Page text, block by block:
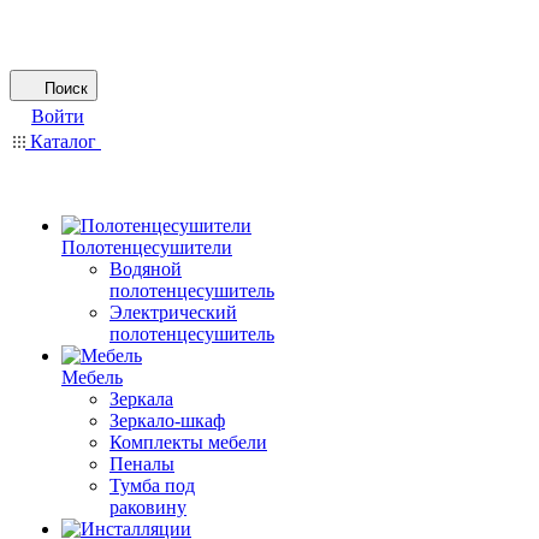
Поиск
Войти
Каталог
Полотенцесушители
Водяной
полотенцесушитель
Электрический
полотенцесушитель
Мебель
Зеркала
Зеркало-шкаф
Комплекты мебели
Пеналы
Тумба под
раковину